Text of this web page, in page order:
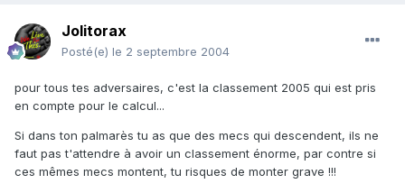
Jolitorax
Posté(e) le 2 septembre 2004
pour tous tes adversaires, c'est la classement 2005 qui est pris
en compte pour le calcul...
Si dans ton palmarès tu as que des mecs qui descendent, ils ne
faut pas t'attendre à avoir un classement énorme, par contre si
ces mêmes mecs montent, tu risques de monter grave !!!